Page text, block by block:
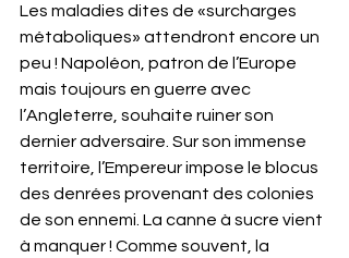
Les maladies dites de «surcharges
métaboliques» attendront encore un
peu ! Napoléon, patron de l’Europe
mais toujours en guerre avec
l’Angleterre, souhaite ruiner son
dernier adversaire. Sur son immense
territoire, l’Empereur impose le blocus
des denrées provenant des colonies
de son ennemi. La canne à sucre vient
à manquer ! Comme souvent, la